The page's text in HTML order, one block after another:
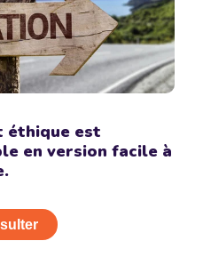
éthique est
en version facile à